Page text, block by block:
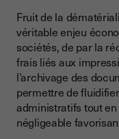
Fruit de la
véritable enjeu
sociétés, de par la
frais liés aux
l’archivage des
permettre de
administratifs tout
négligeable